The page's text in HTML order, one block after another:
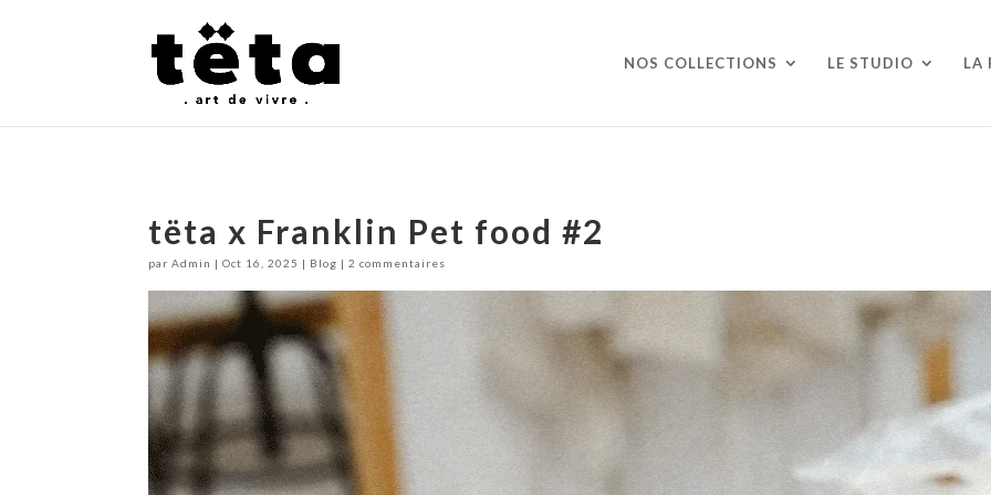
NOS COLLECTIONS LE STUDIO LA
tëta x Franklin Pet food #2
parAdmin |Oct 16, 2025 | Blog |2 commentaires